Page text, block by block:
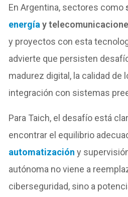
En Argentina, sectores como
energía y
y proyectos con esta
advierte que persisten
madurez digital, la calidad de
integración con sistemas
Para Taich, el desafío está
encontrar el equilibrio
automatización y
autónoma no viene a
ciberseguridad, sino a